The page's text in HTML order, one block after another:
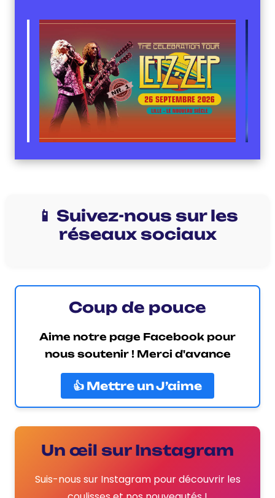
📱 Suivez-nous sur les
réseaux sociaux
Coup de pouce
Aime notre page Facebook pour
nous soutenir ! Merci d'avance
👍 Mettre un J’aime
Un œil sur Instagram
Suis-nous sur Instagram pour découvrir les